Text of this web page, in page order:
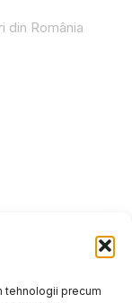
tehnologii precum
din România